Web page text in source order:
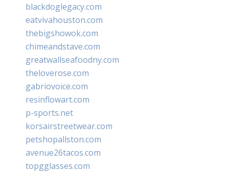
blackdoglegacy.com
eatvivahouston.com
thebigshowok.com
chimeandstave.com
greatwallseafoodny.com
theloverose.com
gabriovoice.com
resinflowart.com
p-sports.net
korsairstreetwear.com
petshopallston.com
avenue26tacos.com
topgglasses.com